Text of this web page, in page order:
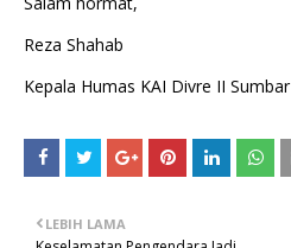
Reza Shahab
Kepala Humas KAI Divre II Sumbar
LEBIH LAMA